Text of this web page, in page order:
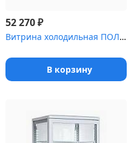
52 270₽
Витрина холодильная ПОЛЮС Carboma ,0 [ВХСв-1]
В корзину